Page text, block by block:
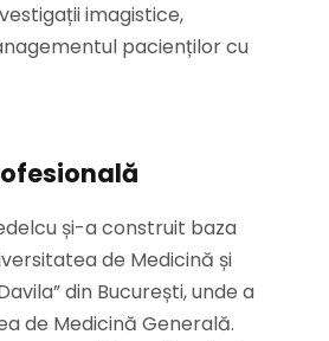
imagistice,
pacienților cu
și-a construit baza
de Medicină și
din București, unde a
de Medicină Generală.